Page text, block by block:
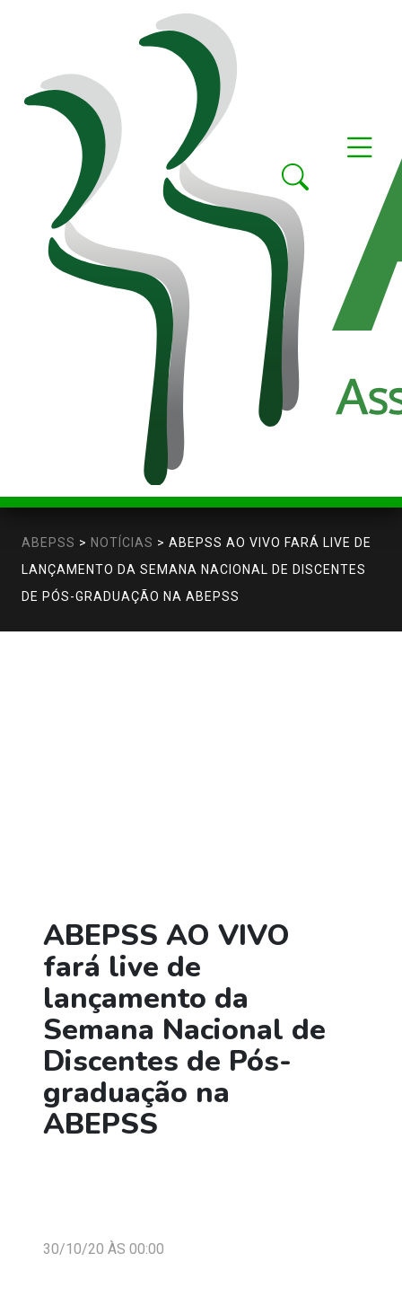
ABEPSS > NOTÍCIAS > ABEPSS AO VIVO FARÁ LIVE DE
LANÇAMENTO DA SEMANA NACIONAL DE DISCENTES
DE PÓS-GRADUAÇÃO NA ABEPSS
ABEPSS AO VIVO
fará live de
lançamento da
Semana Nacional de
Discentes de Pós-
graduação na
ABEPSS
30/10/20 ÀS 00:00